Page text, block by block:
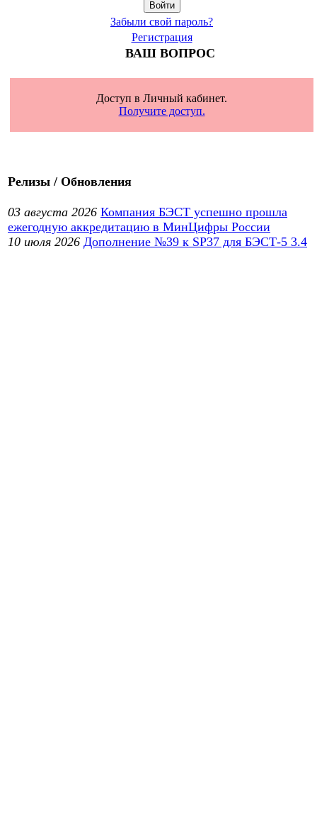
Забыли свой пароль?
Регистрация
ВАШ ВОПРОС
Доступ в Личный кабинет.
Получите доступ.
Релизы / Обновления
03 августа 2026 Компания БЭСТ успешно прошла
ежегодную аккредитацию в МинЦифры России
10 июля 2026 Дополнение №39 к SP37 для БЭСТ-5 3.4